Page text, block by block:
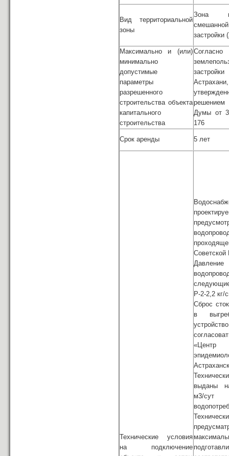
Вид территориальной
зоны
Зона
застройки
Максимально и (или)
минимально
допустимые
параметры
разрешенного
строительства объекта
капитального
строительства
Астрахани,
Думы от
176
Срок аренды 5 лет
Технические условия
на подключение
Советской
Р-2-2,2 кг/
Сброс
в
«Центр
выданы
м3/